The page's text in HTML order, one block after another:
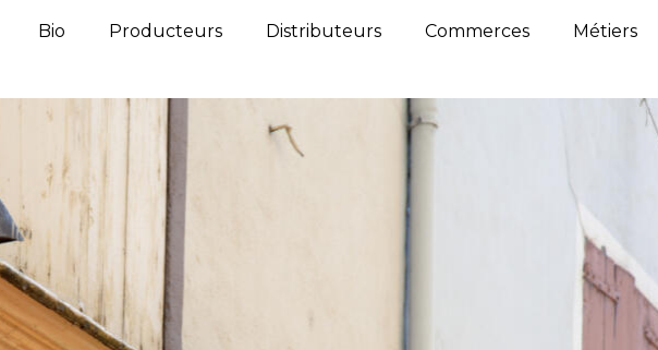
Bio Producteurs Distributeurs Commerces Métiers